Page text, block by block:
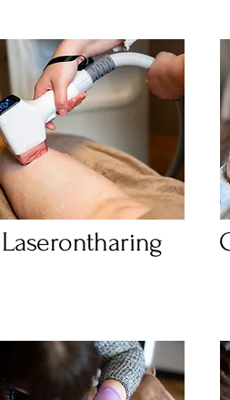
Laserontharing